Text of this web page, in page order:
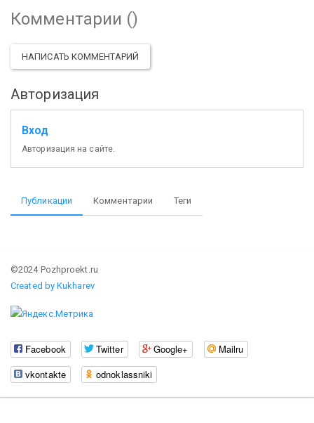
Комментарии ()
НАПИСАТЬ КОММЕНТАРИЙ
Авторизация
Вход
Авторизация на сайте.
Публикации Комментарии Теги
©2024 Pozhproekt.ru
Created by Kukharev
Facebook Twitter Google+
Mailru
vkontakte
odnoklassniki